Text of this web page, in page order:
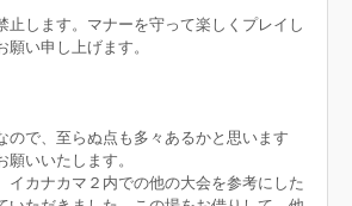
止します。マナーを守って楽しくプレイし
い申し上げます。
ので、至らぬ点も多々あるかと思います
いいたします。
イカナカマ２内での他の大会を参考にした